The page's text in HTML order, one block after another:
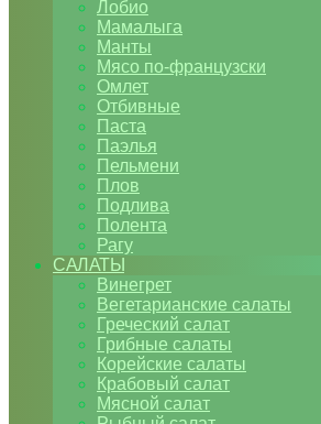
Лобио
Мамалыга
Манты
Мясо по-французски
Омлет
Отбивные
Паста
Паэлья
Пельмени
Плов
Подлива
Полента
Рагу
САЛАТЫ
Винегрет
Вегетарианские салаты
Греческий салат
Грибные салаты
Корейские салаты
Крабовый салат
Мясной салат